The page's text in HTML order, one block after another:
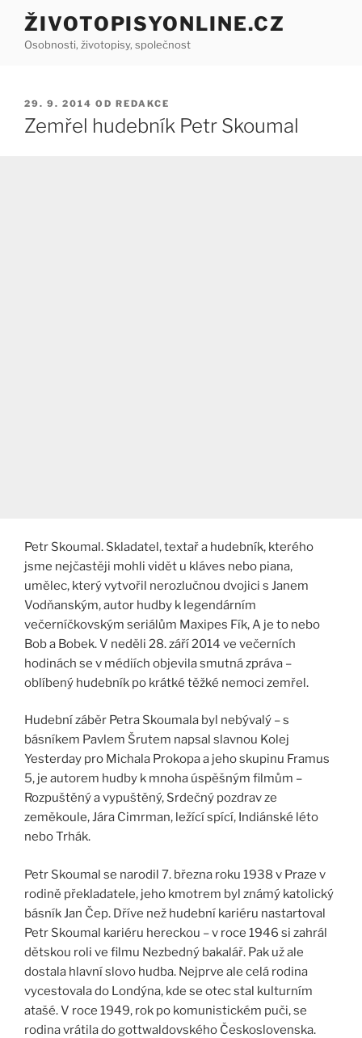
Přejít
obsahu
ŽIVOTOPISYONLINE.CZ
Osobnosti, životopisy, společnost
PUBLIKOVÁNO
29. 9. 2014 OD REDAKCE
Zemřel hudebník Petr Skoumal
Petr Skoumal. Skladatel, textař a hudebník, kterého
jsme nejčastěji mohli vidět u kláves nebo piana,
umělec, který vytvořil nerozlučnou dvojici s Janem
Vodňanským, autor hudby k legendárním
večerníčkovským seriálům Maxipes Fík, A je to nebo
Bob a Bobek. V neděli 28. září 2014 ve večerních
hodinách se v médiích objevila smutná zpráva –
oblíbený hudebník po krátké těžké nemoci zemřel.
Hudební záběr Petra Skoumala byl nebývalý – s
básníkem Pavlem Šrutem napsal slavnou Kolej
Yesterday pro Michala Prokopa a jeho skupinu Framus
5, je autorem hudby k mnoha úspěšným filmům –
Rozpuštěný a vypuštěný, Srdečný pozdrav ze
zeměkoule, Jára Cimrman, ležící spící, Indiánské léto
nebo Trhák.
Petr Skoumal se narodil 7. března roku 1938 v Praze v
rodině překladatele, jeho kmotrem byl známý katolický
básník Jan Čep. Dříve než hudební kariéru nastartoval
Petr Skoumal kariéru hereckou – v roce 1946 si zahrál
dětskou roli ve filmu Nezbedný bakalář. Pak už ale
dostala hlavní slovo hudba. Nejprve ale celá rodina
vycestovala do Londýna, kde se otec stal kulturním
atašé. V roce 1949, rok po komunistickém puči, se
rodina vrátila do gottwaldovského Československa.